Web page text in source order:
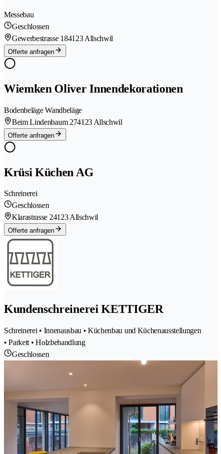
Messebau
Geschlossen
Gewerbestrasse 184123 Allschwil
Offerte anfragen
Wiemken Oliver Innendekorationen
Bodenbeläge Wandbeläge
Beim Lindenbaum 274123 Allschwil
Offerte anfragen
Krüsi Küchen AG
Schreinerei
Geschlossen
Klarastrasse 24123 Allschwil
Offerte anfragen
Kundenschreinerei KETTIGER
Schreinerei • Innenausbau • Küchenbau und Küchenausstellungen
• Parkett • Holzbehandlung
Geschlossen